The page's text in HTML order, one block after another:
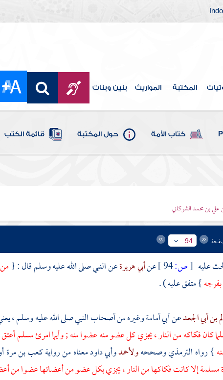
المكتبة المواريث بنين وبنات
كتاب الأمة حول المكتبة قائمة الكتب
بن محمد الشوكاني
94
عليه [ص:94 ] عنأبي هريرةعن النبي صلى الله عليه وسلم قال : {
} متفق عليه ) .
بن أبي الجعدعنأبي أمامةوغيره من أصحاب النبي صلى الله عليه وسلم ،
كان فكاكه من النار ، يجزي كل عضو منه عضوا منه ; وأيما امرئ مسلم أعتق
} رواهالترمذيوصححهولأحمدوأبي داودمعناه من روايةكعب بن مرة
مسلمة إلا كانت فكاكها من النار ، يجزي بكل عضو من أعضائها عضوا من